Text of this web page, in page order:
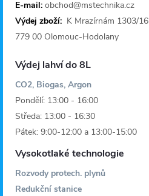
E-mail: obchod@mstechnika.cz
Výdej zboží: K Mrazírnám 1303/16
779 00 Olomouc-Hodolany
Výdej lahví do 8L
CO2, Biogas, Argon
Pondělí: 13:00 - 16:00
Středa: 13:00 - 16:30
Pátek: 9:00-12:00 a 13:00-15:00
Vysokotlaké technologie
Rozvody protech. plynů
Redukční stanice